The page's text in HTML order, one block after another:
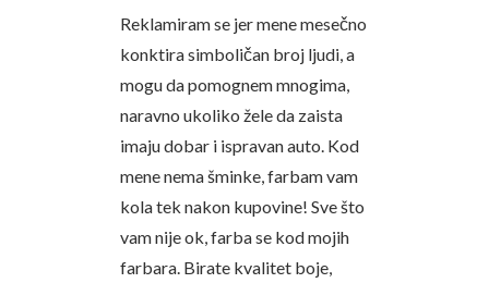
Reklamiram se jer mene mesečno
konktira simboličan broj ljudi, a
mogu da pomognem mnogima,
naravno ukoliko žele da zaista
imaju dobar i ispravan auto. Kod
mene nema šminke, farbam vam
kola tek nakon kupovine! Sve što
vam nije ok, farba se kod mojih
farbara. Birate kvalitet boje,